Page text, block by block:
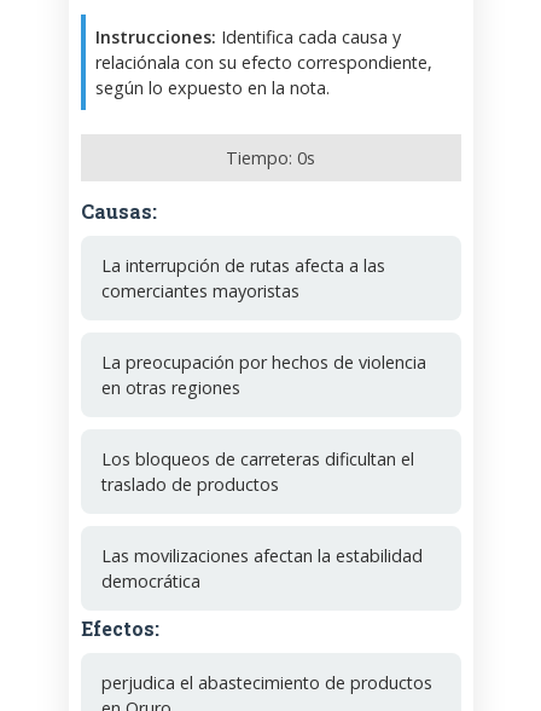
Instrucciones: Identifica cada causa y
relaciónala con su efecto correspondiente,
según lo expuesto en la nota.
Tiempo: 0s
Causas:
La interrupción de rutas afecta a las
comerciantes mayoristas
La preocupación por hechos de violencia
en otras regiones
Los bloqueos de carreteras dificultan el
traslado de productos
Las movilizaciones afectan la estabilidad
democrática
Efectos:
perjudica el abastecimiento de productos